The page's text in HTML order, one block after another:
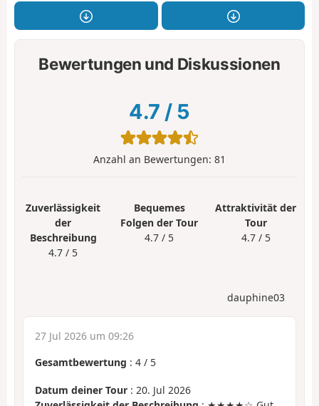
Bewertungen und Diskussionen
4.7 / 5
Anzahl an Bewertungen: 81
Zuverlässigkeit
der
Beschreibung
4.7 / 5
Bequemes
Folgen der Tour
4.7 / 5
Attraktivität der
Tour
4.7 / 5
dauphine03
27 Jul 2026 um 09:26
Gesamtbewertung : 4 / 5
Datum deiner Tour : 20. Jul 2026